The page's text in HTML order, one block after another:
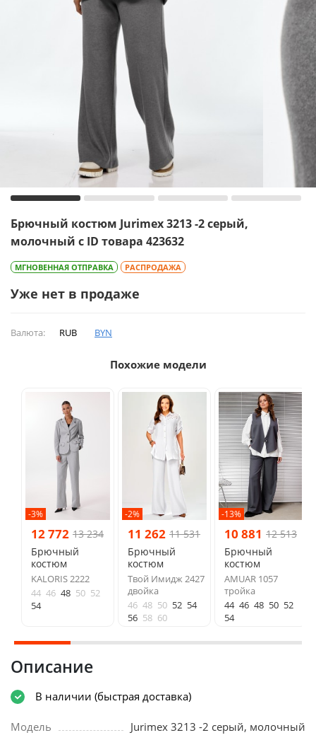
Брючный костюм Jurimex 3213 -2 серый,
молочный с ID товара 423632
МГНОВЕННАЯ ОТПРАВКА РАСПРОДАЖА
Уже нет в продаже
Валюта: RUB BYN
Похожие модели
-3%
12 772 13 234
Брючный
костюм
KALORIS 2222
44 46 48 50 52
54
-2%
11 262 11 531
Брючный
костюм
Твой Имидж 2427
двойка
46 48 50 52 54
56 58 60
-13%
10 881 12 513
Брючный
костюм
AMUAR 1057
тройка
44 46 48 50 52
54
Описание
В наличии (быстрая доставка)
Модель
Jurimex 3213 -2 серый, молочный